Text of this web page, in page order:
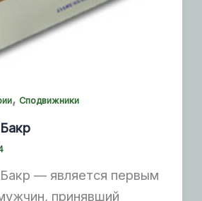
,Сподвижники
— является первым
принявший